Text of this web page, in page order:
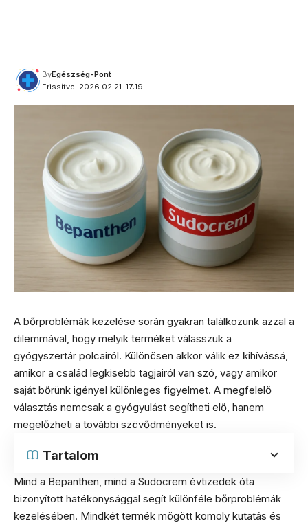
Frissítve: 2026.02.21. 17:19
ByEgészség-Pont
A bőrproblémák kezelése során gyakran találkozunk azzal a
dilemmával, hogy melyik terméket válasszuk a
gyógyszertár polcairól. Különösen akkor válik ez kihívássá,
amikor a család legkisebb tagjairól van szó, vagy amikor
saját bőrünk igényel különleges figyelmet. A megfelelő
választás nemcsak a gyógyulást segítheti elő, hanem
megelőzheti a további szövődményeket is.
Tartalom
Mind a Bepanthen, mind a Sudocrem évtizedek óta
bizonyított hatékonysággal segít különféle bőrproblémák
kezelésében. Mindkét termék mögött komoly kutatás és